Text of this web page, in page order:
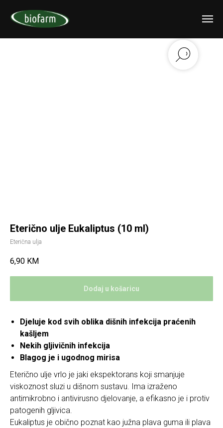
Eterično ulje Eukaliptus (10 ml)
Eterična ulja
6,90 KM
Dodaj u košaricu
Djeluje kod svih oblika dišnih infekcija praćenih
kašljem
Nekih gljivičnih infekcija
Blagog je i ugodnog mirisa
Eterično ulje vrlo je jaki ekspektorans koji smanjuje
viskoznost sluzi u dišnom sustavu. Ima izraženo
antimikrobno i antivirusno djelovanje, a efikasno je i protiv
patogenih gljivica.
Eukaliptus je obično poznat kao južna plava guma ili plava